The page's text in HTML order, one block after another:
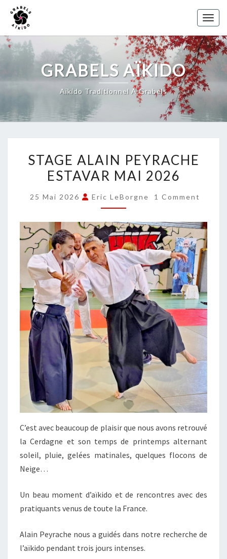
Skip
content
GRABELS AÏKIDO
Aïkido Traditionnel À Grabels
ALAIN
PEYRACHE
STAGE ALAIN PEYRACHE
ESTAVAR MAI 2026
25 Mai 2026 Eric LeBorgne COMMENTS
1 Comment
C’est avec beaucoup de plaisir que nous avons retrouvé
la Cerdagne et son temps de printemps alternant
soleil, pluie, gelées matinales, quelques flocons de
Neige…
Un beau moment d’aïkido et de rencontres avec des
pratiquants venus de toute la France.
Alain Peyrache nous a guidés dans notre recherche de
l’aïkido pendant trois jours intenses.